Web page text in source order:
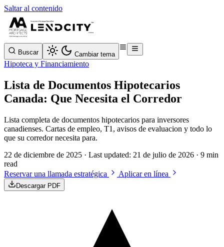
Saltar al contenido
Buscar Cambiar tema
Hipoteca y Financiamiento
Lista de Documentos Hipotecarios
Canada: Que Necesita el Corredor
Lista completa de documentos hipotecarios para inversores
canadienses. Cartas de empleo, T1, avisos de evaluacion y todo lo
que su corredor necesita para.
22 de diciembre de 2025 · Last updated: 21 de julio de 2026 · 9 min
read
Reservar una llamada estratégica
Aplicar en línea
Descargar PDF